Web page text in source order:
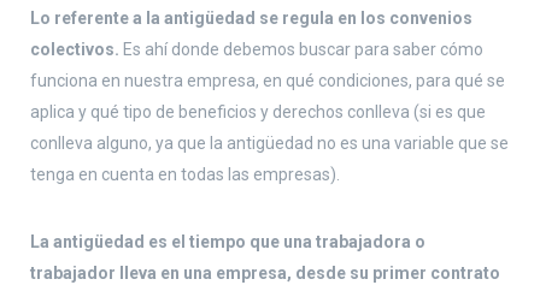
Lo referente a la antigüedad se regula en los convenios
colectivos. Es ahí donde debemos buscar para saber cómo
funciona en nuestra empresa, en qué condiciones, para qué se
aplica y qué tipo de beneficios y derechos conlleva (si es que
conlleva alguno, ya que la antigüedad no es una variable que se
tenga en cuenta en todas las empresas).
La antigüedad es el tiempo que una trabajadora o
trabajador lleva en una empresa, desde su primer contrato